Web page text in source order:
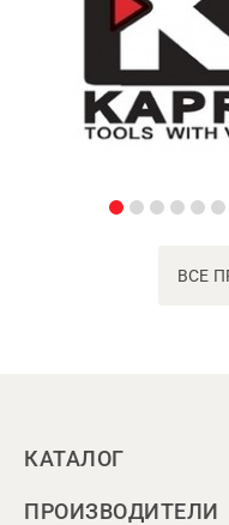
ВСЕ
КАТАЛОГ
ПРОИЗВОДИТЕЛИ